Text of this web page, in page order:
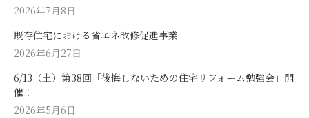
2026年7月8日
既存住宅における省エネ改修促進事業
2026年6月27日
6/13（土）第38回「後悔しないための住宅リフォーム勉強会」開
催！
2026年5月6日